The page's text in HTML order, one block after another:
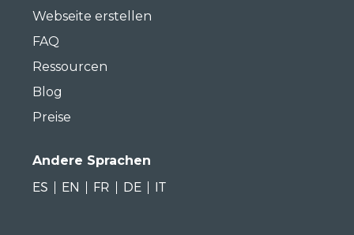
Webseite erstellen
FAQ
Ressourcen
Blog
Preise
Andere Sprachen
ES
EN FR DE IT